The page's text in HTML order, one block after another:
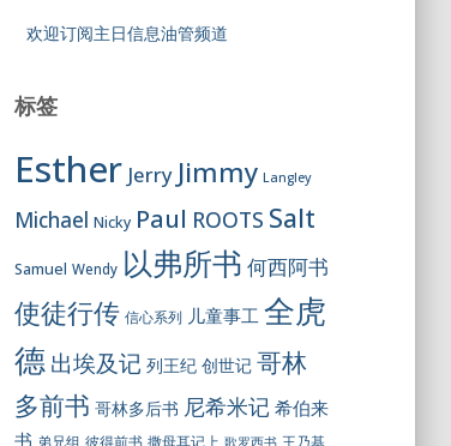
欢迎订阅主日信息油管频道
标签
Esther Jerry Jimmy Langley
Michael Nicky Paul ROOTS Salt
Samuel Wendy 以弗所书 何西阿书
使徒行传 信心系列 儿童事工 全虎
德 出埃及记 列王纪 创世记 哥林
多前书 哥林多后书 尼希米记 希伯来
书 弟兄组 彼得前书 撒母耳记上 歌罗西书 王乃基